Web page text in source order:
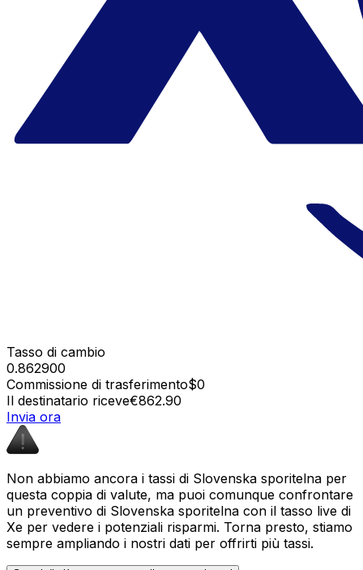
Tasso di cambio
0.862900
Commissione di trasferimento$0
Il destinatario riceve€862.90
Invia ora
Non abbiamo ancora i tassi di Slovenska sporitelna per
questa coppia di valute, ma puoi comunque confrontare
un preventivo di Slovenska sporitelna con il tasso live di
Xe per vedere i potenziali risparmi. Torna presto, stiamo
sempre ampliando i nostri dati per offrirti più tassi.